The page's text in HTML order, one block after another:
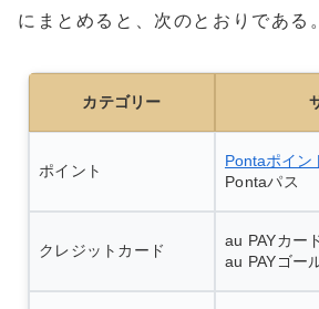
にまとめると、次のとおりである
カテゴリー
ポイント
Pontaポイン
Pontaパス
クレジットカード
au PAYカー
au PAYゴー